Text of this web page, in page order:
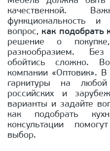
качественной.
функциональность и
вопрос, как подобрать
решение о
разнообразием.
обойтись сложно.
компании «Оптовик». В
гарнитуры на
российских и
варианты и задайте
как подобрать
консультации
выбор.